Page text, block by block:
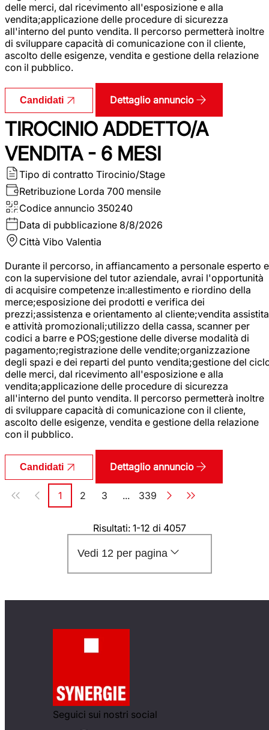
delle merci, dal ricevimento all'esposizione e alla
vendita;applicazione delle procedure di sicurezza
all'interno del punto vendita. Il percorso permetterà inoltre
di sviluppare capacità di comunicazione con il cliente,
ascolto delle esigenze, vendita e gestione della relazione
con il pubblico.
Candidati Dettaglio annuncio
TIROCINIO ADDETTO/A
VENDITA - 6 MESI
Tipo di contratto Tirocinio/Stage
Retribuzione Lorda 700 mensile
Codice annuncio 350240
Data di pubblicazione 8/8/2026
Città Vibo Valentia
Durante il percorso, in affiancamento a personale esperto e
con la supervisione del tutor aziendale, avrai l'opportunità
di acquisire competenze in:allestimento e riordino della
merce;esposizione dei prodotti e verifica dei
prezzi;assistenza e orientamento al cliente;vendita assistita
e attività promozionali;utilizzo della cassa, scanner per
codici a barre e POS;gestione delle diverse modalità di
pagamento;registrazione delle vendite;organizzazione
degli spazi e dei reparti del punto vendita;gestione del
delle merci, dal ricevimento all'esposizione e alla
vendita;applicazione delle procedure di sicurezza
all'interno del punto vendita. Il percorso permetterà inoltre
di sviluppare capacità di comunicazione con il cliente,
ascolto delle esigenze, vendita e gestione della relazione
con il pubblico.
Candidati Dettaglio annuncio
Paginazione
Pagina
1 Pagina
2 Pagina
3 ... Pagina
339
Risultati: 1-12 di 4057
Vedi 12 per pagina
Seguici sui nostri social